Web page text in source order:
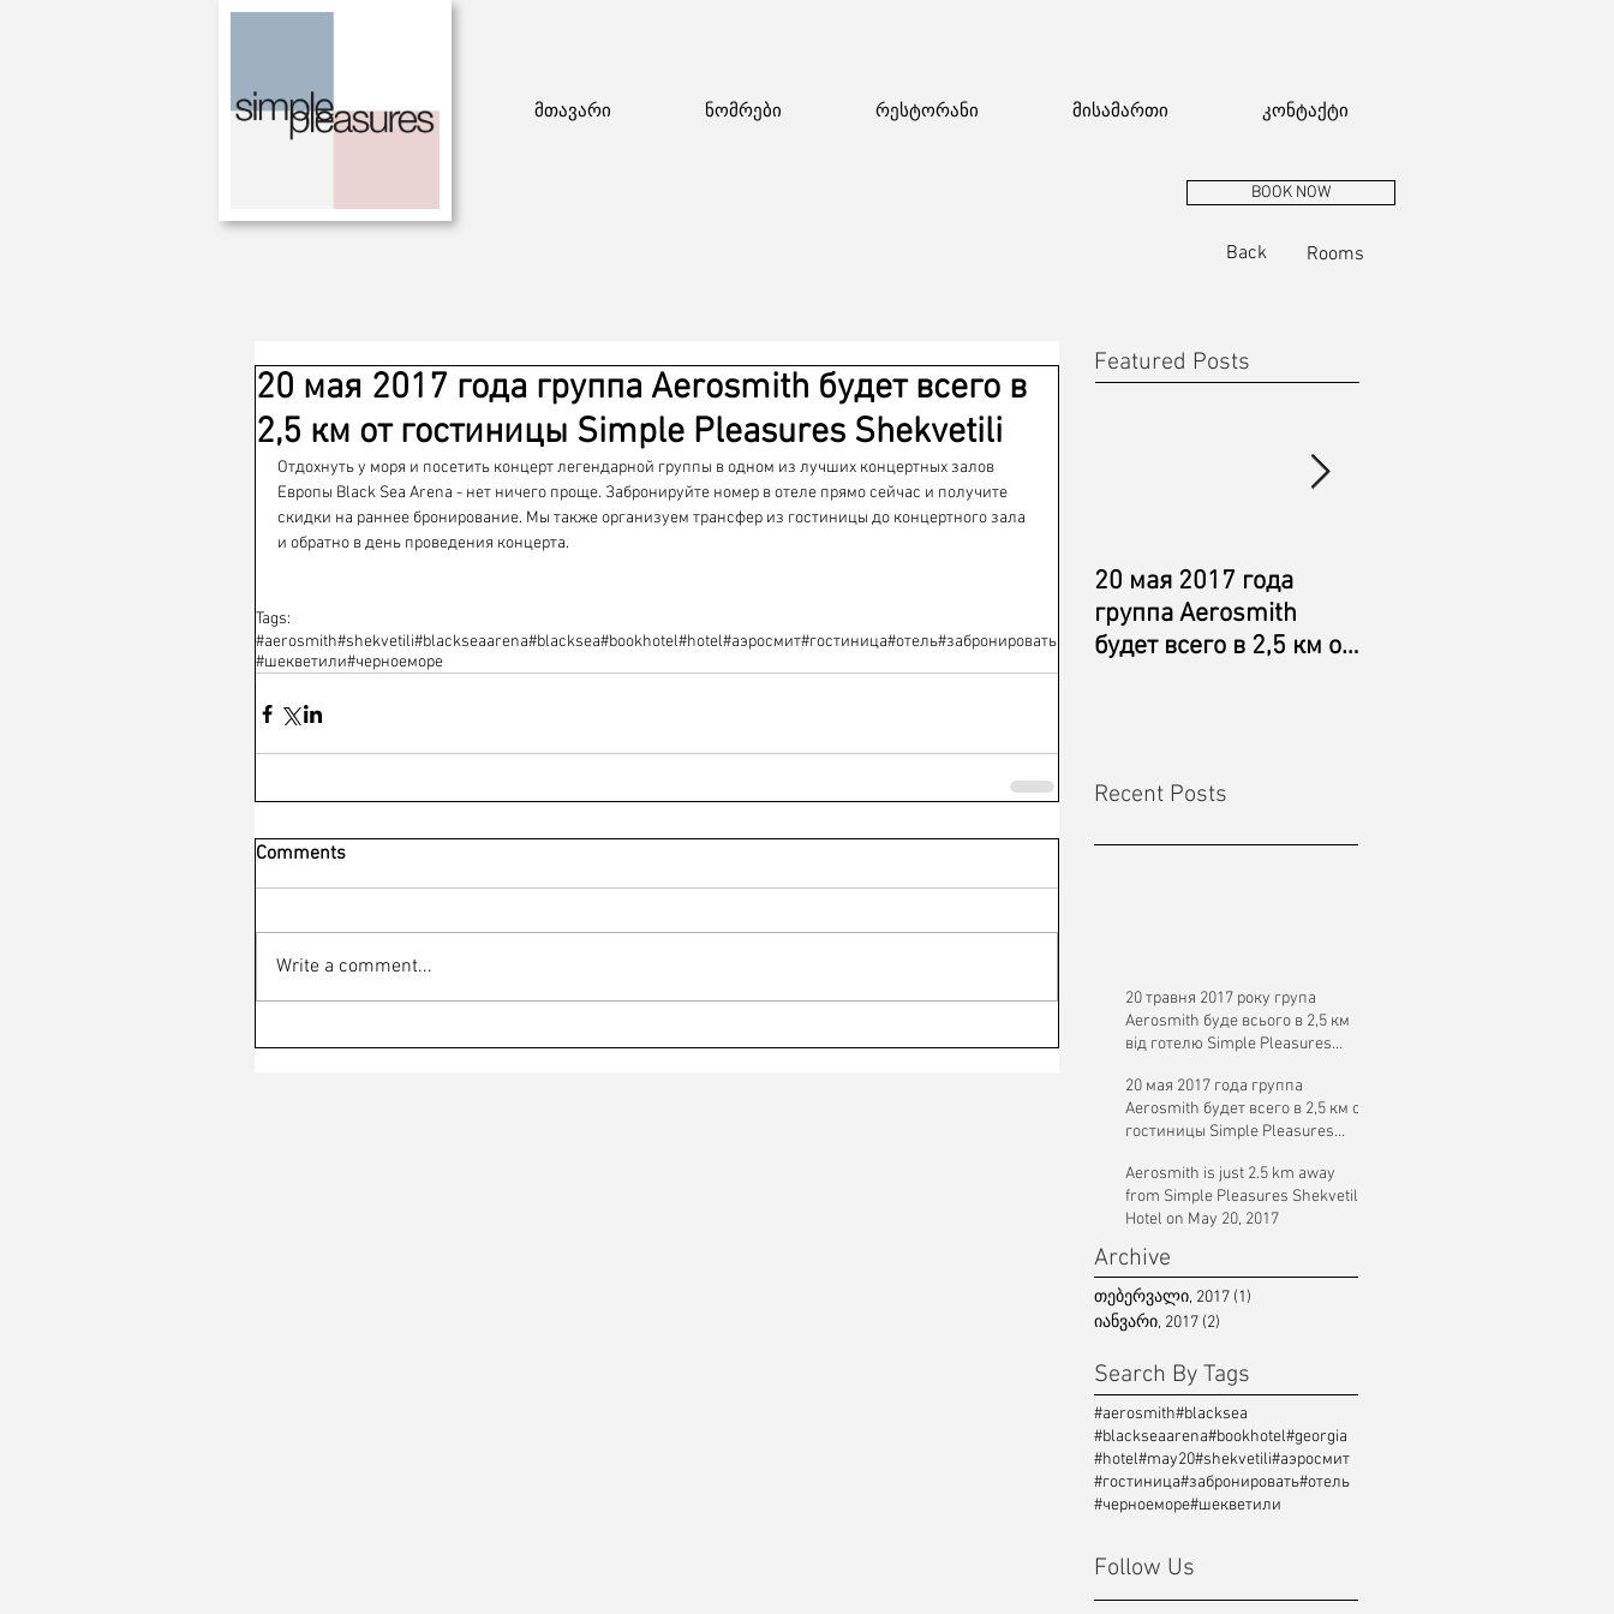
მთავარი ნომრები რესტორანი მისამართი კონტაქტი
BOOK NOW
Back Rooms
20 мая 2017 года группа Aerosmith будет всего в
2,5 км от гостиницы Simple Pleasures Shekvetili
Отдохнуть у моря и посетить концерт легендарной группы в одном из лучших концертных залов
Европы Black Sea Arena - нет ничего проще. Забронируйте номер в отеле прямо сейчас и получите
скидки на раннее бронирование. Мы также организуем трансфер из гостиницы до концертного зала
и обратно в день проведения концерта.
Tags:
#aerosmith#shekvetili#blackseaarena#blacksea#bookhotel#hotel#аэросмит#гостиница#отель#забронировать
#шекветили#черноеморе
Comments
Write a comment...
Featured Posts
20 мая 2017 года
группа Aerosmith
будет всего в 2,5 км от
Recent Posts
20 травня 2017 року група
Aerosmith буде всього в 2,5 км
від готелю Simple Pleasures
20 мая 2017 года группа
Aerosmith будет всего в 2,5 км от
гостиницы Simple Pleasures
Aerosmith is just 2.5 km away
from Simple Pleasures Shekvetili
Hotel on May 20, 2017
Archive
თებერვალი, 2017 (1)
იანვარი, 2017 (2)
Search By Tags
#aerosmith#blacksea
#blackseaarena#bookhotel#georgia
#hotel#may20#shekvetili#аэросмит
#гостиница#забронировать#отель
#черноеморе#шекветили
Follow Us